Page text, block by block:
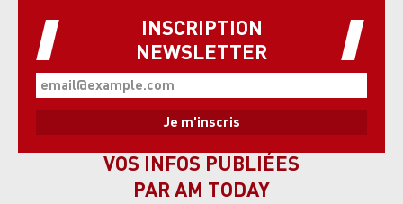
INSCRIPTION
NEWSLETTER
VOS INFOS PUBLIÉES
PAR AM TODAY